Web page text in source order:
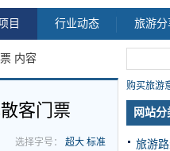
目 行业动态 旅游分
内容
客门票
选择字号： 超大 标准
购买旅游
网站分
旅游